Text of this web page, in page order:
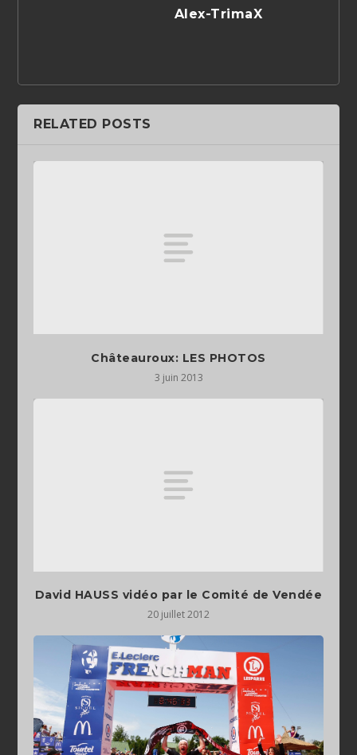
Alex-TrimaX
RELATED POSTS
Châteauroux: LES PHOTOS
3 juin 2013
David HAUSS vidéo par le Comité de Vendée
20 juillet 2012